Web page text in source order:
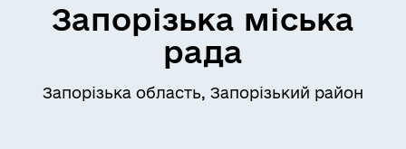
Запорізька міська
рада
Запорізька область, Запорізький район